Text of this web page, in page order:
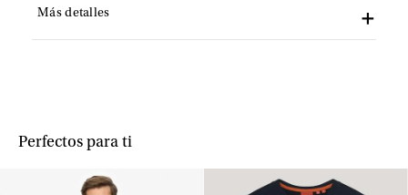
Más detalles
Perfectos para ti